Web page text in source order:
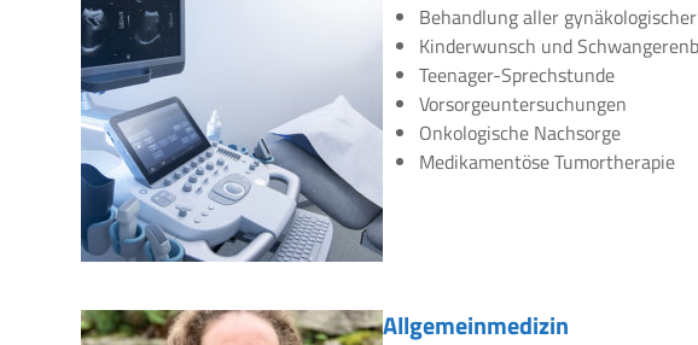
Behandlung aller
Kinderwunsch und
Teenager-Sprechstunde
Vorsorgeuntersuchungen
Onkologische Nachsorge
Medikamentöse Tumortherapie
Allgemeinmedizin